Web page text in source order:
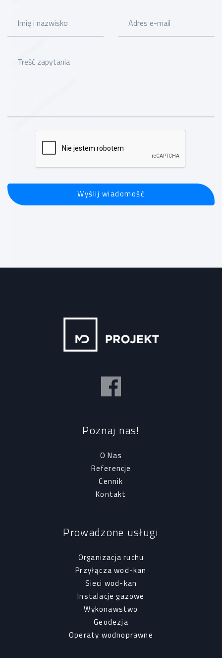
Wyślij wiadomość
Poznaj nas!
O Nas
Referencje
Cennik
Kontakt
Prowadzone usługi
Organizacja ruchu
Przyłącza wod-kan
Sieci wod-kan
Instalacje gazowe
Wykonawstwo
Geodezja
Operaty wodnoprawne